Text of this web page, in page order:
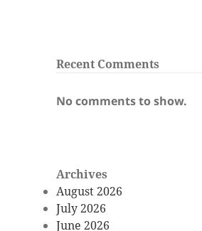
Recent Comments
No comments to show.
Archives
August 2026
July 2026
June 2026